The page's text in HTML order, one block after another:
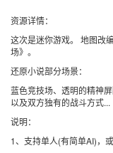
资源详情：
这次是迷你游戏。 地图改
场》。
还原小说部分场景：
蓝色竞技场、透明的精神
以及双方独有的战斗方式...
说明：
1、支持单人(有简单AI)，